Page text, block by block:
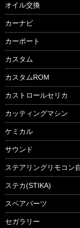
オイル交換
カーナビ
カーポート
カスタム
カスタムROM
カストロールセリカ
カッティングマシン
ケミカル
サウンド
ステアリングリモコン
ステカ(STIKA)
スペアパーツ
セガラリー